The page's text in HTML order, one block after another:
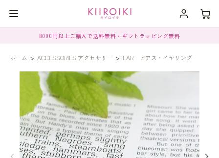
8000円以上ご購入で送料無料・ギフトラッピング無料
ホーム > ACCESSORIES アクセサリー > EAR ピアス・イヤリング